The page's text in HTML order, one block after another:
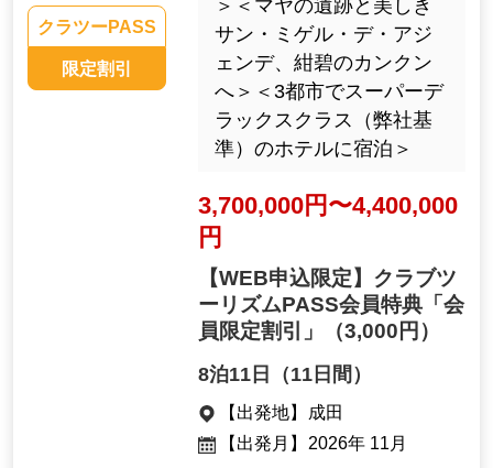
クラツーPASS
限定割引
＞＜マヤの遺跡と美しき
サン・ミゲル・デ・アジ
ェンデ、紺碧のカンクン
へ＞＜3都市でスーパーデ
ラックスクラス（弊社基
準）のホテルに宿泊＞
3,700,000円〜4,400,000
円
【WEB申込限定】クラブツ
ーリズムPASS会員特典「会
員限定割引」
（3,000円）
8泊11日（11日間）
【出発地】
成田
【出発月】 2026年 11月